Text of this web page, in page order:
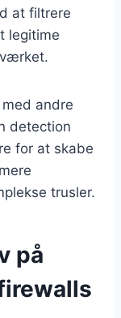
at filtrere
legitime
andre
detection
for at skabe
trusler.
på